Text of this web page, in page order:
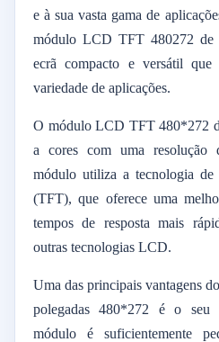
e à sua vasta gama de
módulo LCD TFT 480272 de
ecrã compacto e versátil
variedade de aplicações.
O módulo LCD TFT 480*272
a cores com uma resolução
módulo utiliza a tecnologia
(TFT), que oferece uma
tempos de resposta mais
outras tecnologias LCD.
Uma das principais vantagens
polegadas 480*272 é o seu
módulo é suficientemente